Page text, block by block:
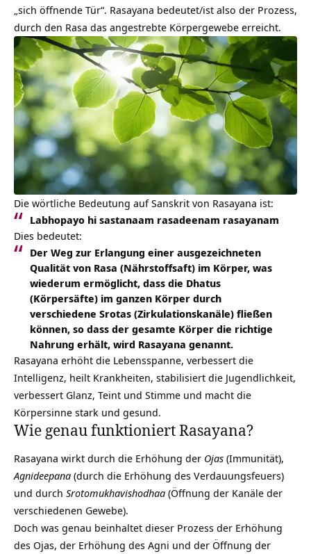
„sich öffnende Tür“. Rasayana bedeutet/ist also der Prozess,
durch den Rasa das angestrebte Körpergewebe erreicht.
Die wörtliche Bedeutung auf Sanskrit von Rasayana ist:
Labhopayo hi sastanaam rasadeenam rasayanam
Dies bedeutet:
Der Weg zur Erlangung einer ausgezeichneten
Qualität von Rasa (Nährstoffsaft) im Körper, was
wiederum ermöglicht, dass die Dhatus
(Körpersäfte) im ganzen Körper durch
verschiedene Srotas (Zirkulationskanäle) fließen
können, so dass der gesamte Körper die richtige
Nahrung erhält, wird Rasayana genannt.
Rasayana erhöht die Lebensspanne, verbessert die
Intelligenz, heilt Krankheiten, stabilisiert die Jugendlichkeit,
verbessert Glanz, Teint und Stimme und macht die
Körpersinne stark und gesund.
Wie genau funktioniert Rasayana?
Rasayana wirkt durch die Erhöhung der Ojas (Immunität),
Agnideepana (durch die Erhöhung des Verdauungsfeuers)
und durch Srotomukhavishodhaa (Öffnung der Kanäle der
verschiedenen Gewebe).
Doch was genau beinhaltet dieser Prozess der Erhöhung
des Ojas, der Erhöhung des Agni und der Öffnung der